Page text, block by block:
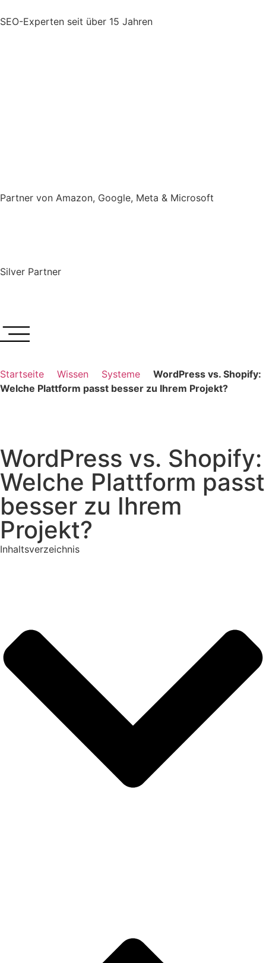
SEO-Experten seit über 15 Jahren
Partner von Amazon, Google, Meta & Microsoft
Silver Partner
Startseite Wissen Systeme
WordPress vs. Shopify:
Welche Plattform passt besser zu Ihrem Projekt?
WordPress vs. Shopify:
Welche Plattform passt
besser zu Ihrem
Projekt?
Inhaltsverzeichnis